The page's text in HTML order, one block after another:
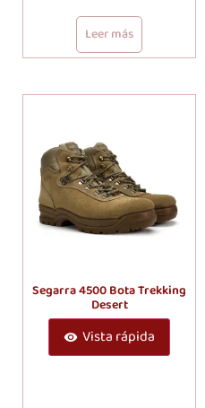
Leer más
Segarra 4500 Bota Trekking
Desert
Vista rápida